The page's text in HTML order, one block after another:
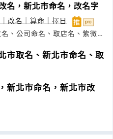
名，新北市命名，改名字
改名｜算命｜擇日
、公司命名、取店名、紫微、
市取名、新北市命名、取
新北市命名，新北市改